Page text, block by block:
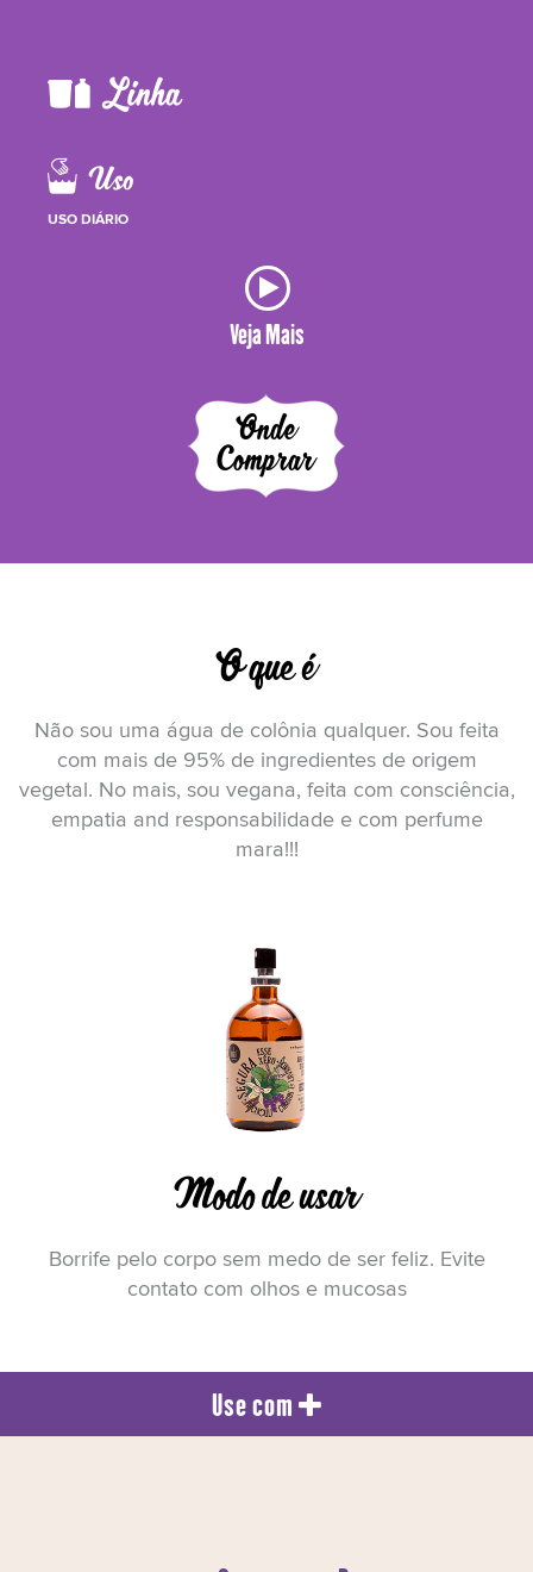
USO DIÁRIO
Veja Mais
Onde
Comprar
O que é
Não sou uma água de colônia qualquer. Sou feita
com mais de 95% de ingredientes de origem
vegetal. No mais, sou vegana, feita com consciência,
empatia and responsabilidade e com perfume
mara!!!
Modo de usar
Borrife pelo corpo sem medo de ser feliz. Evite
contato com olhos e mucosas
Use com